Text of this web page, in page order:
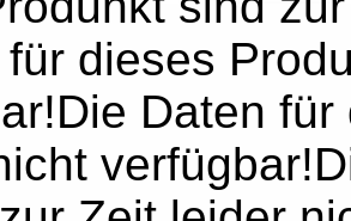
für dieses
Daten